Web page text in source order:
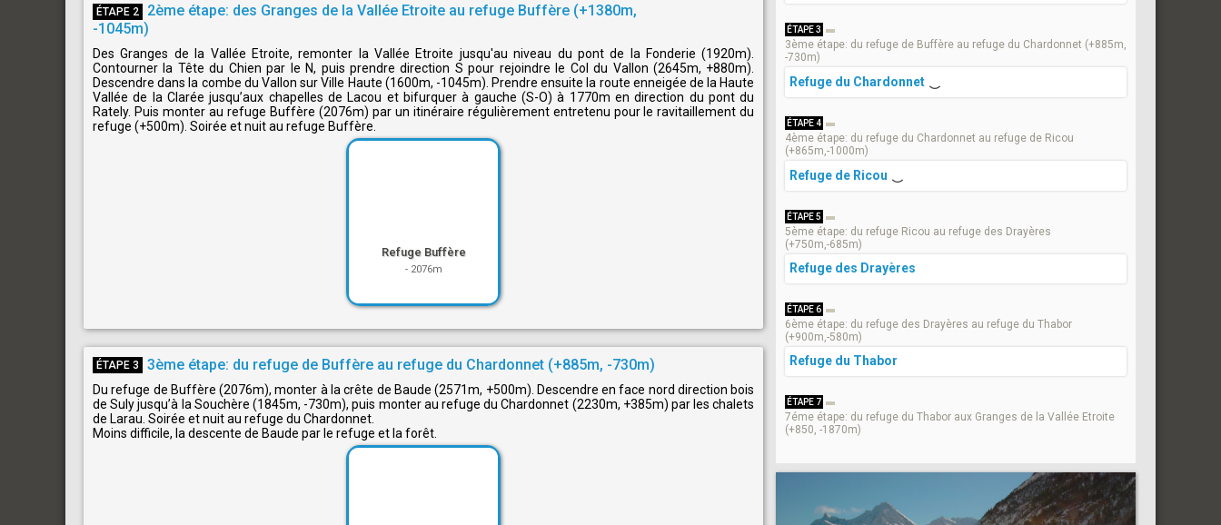
ÉTAPE 2
2ème étape: des Granges de la Vallée Etroite au refuge Buffère (+1380m,
-1045m)
Des Granges de la Vallée Etroite, remonter la Vallée Etroite jusqu'au niveau du pont de la Fonderie (1920m).
Contourner la Tête du Chien par le N, puis prendre direction S pour rejoindre le Col du Vallon (2645m, +880m).
Descendre dans la combe du Vallon sur Ville Haute (1600m, -1045m). Prendre ensuite la route enneigée de la Haute
Vallée de la Clarée jusqu’aux chapelles de Lacou et bifurquer à gauche (S-O) à 1770m en direction du pont du
Rately. Puis monter au refuge Buffère (2076m) par un itinéraire régulièrement entretenu pour le ravitaillement du
refuge (+500m). Soirée et nuit au refuge Buffère.
Refuge Buffère
- 2076m
ÉTAPE 3 3ème étape: du refuge de Buffère au refuge du Chardonnet (+885m, -730m)
Du refuge de Buffère (2076m), monter à la crête de Baude (2571m, +500m). Descendre en face nord direction bois
de Suly jusqu’à la Souchère (1845m, -730m), puis monter au refuge du Chardonnet (2230m, +385m) par les chalets
de Larau. Soirée et nuit au refuge du Chardonnet.
Moins difficile, la descente de Baude par le refuge et la forêt.
ÉTAPE 3
3ème étape: du refuge de Buffère au refuge du Chardonnet (+885m,
-730m)
Refuge du Chardonnet
ÉTAPE 4
4ème étape: du refuge du Chardonnet au refuge de Ricou
(+865m,-1000m)
Refuge de Ricou
ÉTAPE 5
5ème étape: du refuge Ricou au refuge des Drayères
(+750m,-685m)
Refuge des Drayères
ÉTAPE 6
6ème étape: du refuge des Drayères au refuge du Thabor
(+900m,-580m)
Refuge du Thabor
ÉTAPE 7
7éme étape: du refuge du Thabor aux Granges de la Vallée Etroite
(+850, -1870m)